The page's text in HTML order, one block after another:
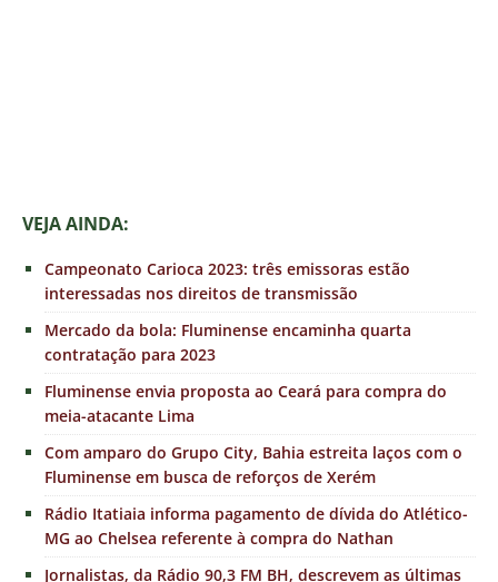
VEJA AINDA:
Campeonato Carioca 2023: três emissoras estão
interessadas nos direitos de transmissão
Mercado da bola: Fluminense encaminha quarta
contratação para 2023
Fluminense envia proposta ao Ceará para compra do
meia-atacante Lima
Com amparo do Grupo City, Bahia estreita laços com o
Fluminense em busca de reforços de Xerém
Rádio Itatiaia informa pagamento de dívida do Atlético-
MG ao Chelsea referente à compra do Nathan
Jornalistas, da Rádio 90,3 FM BH, descrevem as últimas